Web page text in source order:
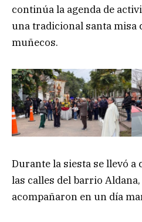
continúa la agenda de
una tradicional santa misa
muñecos.
Durante la siesta se llevó
las calles del barrio
acompañaron en un día